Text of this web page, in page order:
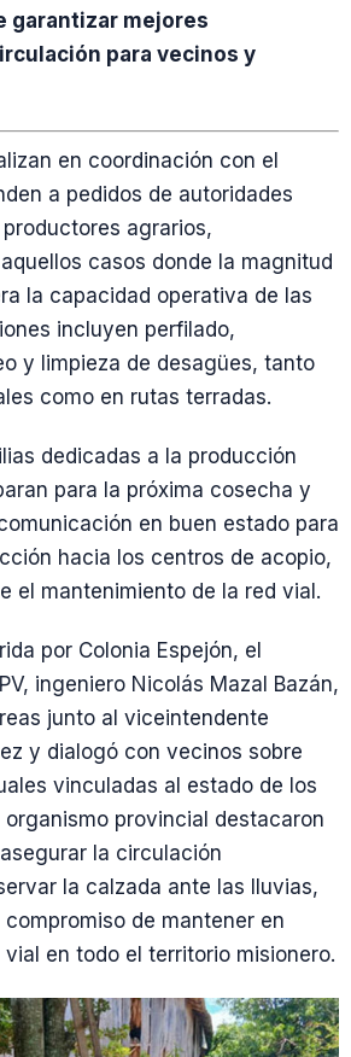
garantizar mejores
para vecinos y
en coordinación con el
a pedidos de autoridades
agrarios,
casos donde la magnitud
la capacidad operativa de las
incluyen perfilado,
y limpieza de desagües, tanto
como en rutas terradas.
dedicadas a la producción
para la próxima cosecha y
en buen estado para
hacia los centros de acopio,
el mantenimiento de la red vial.
por Colonia Espejón, el
ingeniero Nicolás Mazal Bazán,
junto al viceintendente
y dialogó con vecinos sobre
vinculadas al estado de los
organismo provincial destacaron
la circulación
la calzada ante las lluvias,
de mantener en
en todo el territorio misionero.